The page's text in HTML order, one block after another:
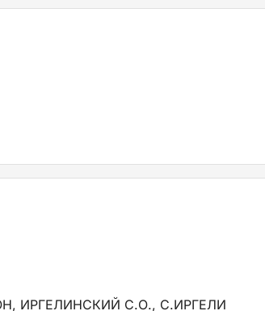
ИРГЕЛИНСКИЙ С.О., С.ИРГЕЛИ